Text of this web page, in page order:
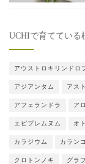
UCHIで育てている
アウストロキリンドロ
アジアンタム アス
アフェランドラ ア
エピプレムヌム オ
カラジウム カラン
クロトンノキ グラ